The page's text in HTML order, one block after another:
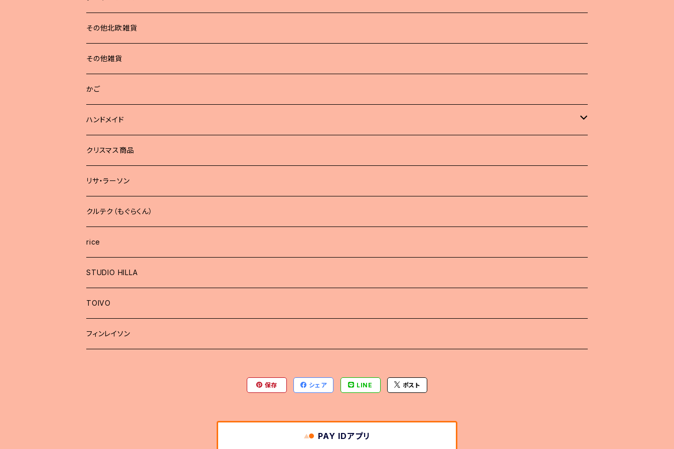
その他北欧雑貨
その他雑貨
かご
ハンドメイド
どうぶつブローチ
クリスマス商品
リサ・ラーソン
クルテク（もぐらくん）
rice
STUDIO HILLA
TOIVO
フィンレイソン
保存 シェア LINE ポスト
PAY IDアプリ